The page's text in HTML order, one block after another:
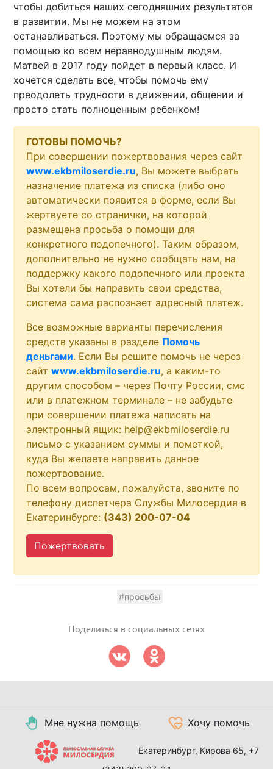
чтобы добиться наших сегодняшних результатов
в развитии. Мы не можем на этом
останавливаться. Поэтому мы обращаемся за
помощью ко всем неравнодушным людям.
Матвей в 2017 году пойдет в первый класс. И
хочется сделать все, чтобы помочь ему
преодолеть трудности в движении, общении и
просто стать полноценным ребенком!
ГОТОВЫ ПОМОЧЬ?
При совершении пожертвования через сайт
www.ekbmiloserdie.ru, Вы можете выбрать
назначение платежа из списка (либо оно
автоматически появится в форме, если Вы
жертвуете со странички, на которой
размещена просьба о помощи для
конкретного подопечного). Таким образом,
дополнительно не нужно сообщать нам, на
поддержку какого подопечного или проекта
Вы хотели бы направить свои средства,
система сама распознает адресный платеж.
Все возможные варианты перечисления
средств указаны в разделе Помочь
деньгами. Если Вы решите помочь не через
сайтwww.ekbmiloserdie.ru, а каким-то
другим способом – через Почту России, смс
или в платежном терминале – не забудьте
при совершении платежа написать на
электронный ящик: help@ekbmiloserdie.ru
письмо с указанием суммы и пометкой,
куда Вы желаете направить данное
пожертвование.
По всем вопросам, пожалуйста, звоните по
телефону диспетчера Службы Милосердия в
Екатеринбурге: (343) 200-07-04
Пожертвовать
#просьбы
Поделиться в социальных сетях
Мне нужна помощь Хочу помочь
Екатеринбург, Кирова 65, +7